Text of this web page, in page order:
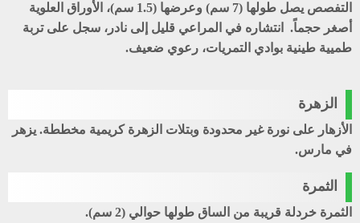
التفصص يصل طولها (7 سم) وعرضها (1.5 سم)، الأوراق العلوية
أصغر حجماً. انتشاره في المراعي قليل إلى نادر، سجل على تربة
طميية طينية بوادي التمريات، رعوي ضعيف.
الزهرة
الأزهار على نورة غير محدودة وبتلات الزهرة كريمية مخططة. يزهر
في مارس.
الثمرة
الثمرة خردلة قريبة من الساق طولها حوالي (2 سم).